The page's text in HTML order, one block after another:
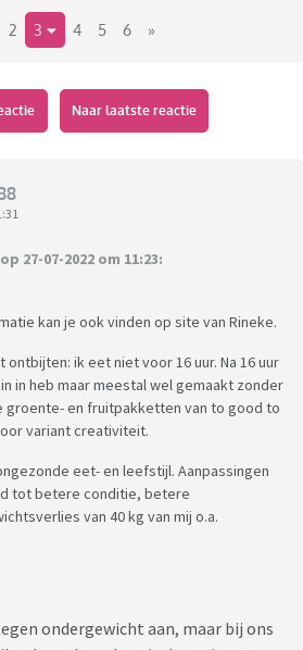
2 3 4 5 6 »
Naar laatste reactie
27-07-2022 om 11:23:
kan je ook vinden op site van Rineke.
ik eet niet voor 16 uur. Na 16 uur
in heb maar meestal wel gemaakt zonder
groente- en fruitpakketten van to good to
variant creativiteit.
eet- en leefstijl. Aanpassingen
tot betere conditie, betere
van 40 kg van mij o.a.
ondergewicht aan, maar bij ons